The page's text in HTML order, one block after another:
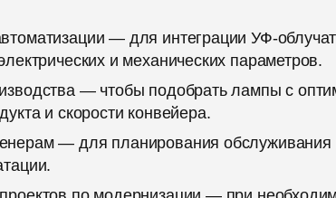
— для интеграции УФ-
и механических параметров.
— чтобы подобрать лампы с
и скорости конвейера.
— для планирования обслуживания